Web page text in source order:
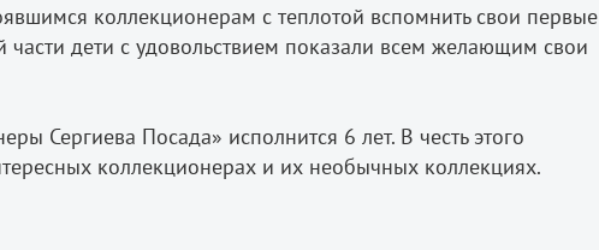
коллекционерам с теплотой вспомнить свои первые
дети с удовольствием показали всем желающим свои
Сергиева Посада» исполнится 6 лет. В честь этого
коллекционерах и их необычных коллекциях.